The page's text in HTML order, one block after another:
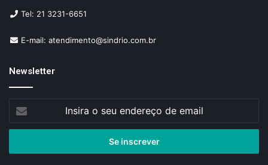
Tel: 21 3231-6651
E-mail: atendimento@sindrio.com.br
Newsletter
seu
de